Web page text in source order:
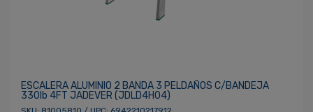
ESCALERA ALUMINIO 2 BANDA 3 PELDAÑOS C/BANDEJA
330lb 4FT JADEVER (JDLD4H04)